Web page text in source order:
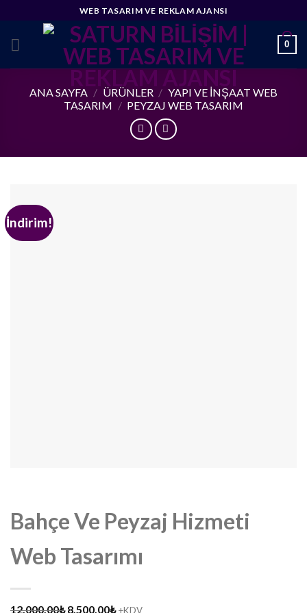
content
WEB TASARIM VE REKLAM AJANSI
0
ANA SAYFA / ÜRÜNLER / YAPI VE İNŞAAT WEB
TASARIM / PEYZAJ WEB TASARIM
İndirim!
Bahçe Ve Peyzaj Hizmeti
Web Tasarımı
12.000,00₺ Orijinal
8.500,00₺Şu
+KDV